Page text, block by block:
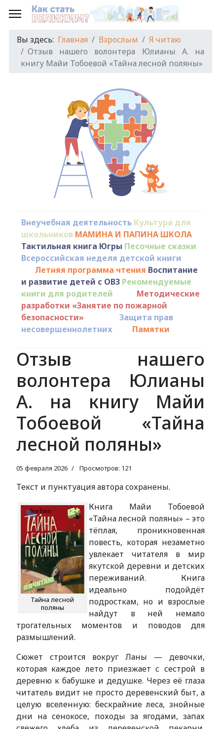
Вы здесь: Главная Взрослым
Я читаю
Отзыв нашего волонтера Юлианы А. на
книгу Майи Тобоевой «Тайна лесной поляны»
Внеучебная деятельность Культура для
школьников МАМИНА И ПАПИНА ШКОЛА
Тактильная книга Югры Песочные сказки
Всероссийская неделя детской книги
Летняя программа чтения Воспитание
и развитие детей с ОВЗ Рекомендуемые
книги для родителей
Методические
разработки «Занятие по пожарной
безопасности»
Защита прав
несовершеннолетних
Памятки
Отзыв нашего
волонтера Юлианы
А. на книгу Майи
Тобоевой «Тайна
лесной поляны»
05 февраля 2026 Просмотров: 121
Текст и пунктуация автора сохранены.
Тайна лесной
поляны
Книга Майи Тобоевой
«Тайна лесной поляны» – это
тёплая, проникновенная
повесть, которая незаметно
увлекает читателя в мир
якутской деревни и детских
переживаний. Книга
идеально подойдёт
подросткам, но и взрослые
найдут в ней немало
трогательных моментов и поводов для
размышлений.
Сюжет строится вокруг Ланы — девочки,
которая каждое лето приезжает с сестрой в
деревню к бабушке и дедушке. Через её глаза
читатель видит не просто деревенский быт, а
целую вселенную: бескрайние леса, знойные
дни на сенокосе, походы за ягодами, запах